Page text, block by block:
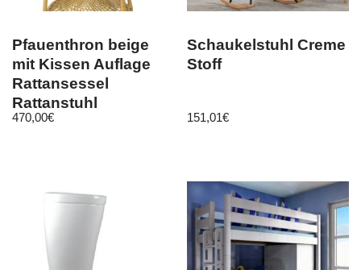
Pfauenthron beige
mit Kissen Auflage
Rattansessel
Rattanstuhl
hochwertig Thron
470,00€
Schaukelstuhl Creme
Stoff
151,01€